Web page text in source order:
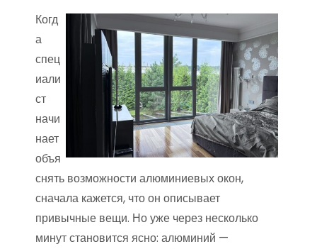
Когд
а
спец
иали
ст
начи
нает
объя
снять возможности алюминиевых окон,
сначала кажется, что он описывает
привычные вещи. Но уже через несколько
минут становится ясно: алюминий —